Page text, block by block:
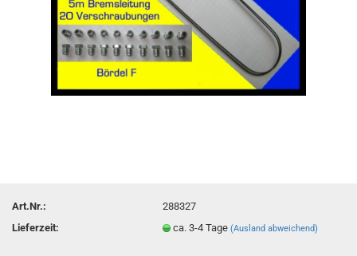
Art.Nr.:
288327
Lieferzeit:
ca. 3-4 Tage(Ausland abweichend)